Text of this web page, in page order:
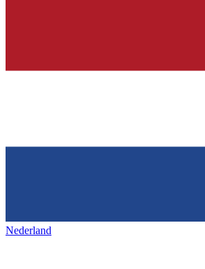
Nederland